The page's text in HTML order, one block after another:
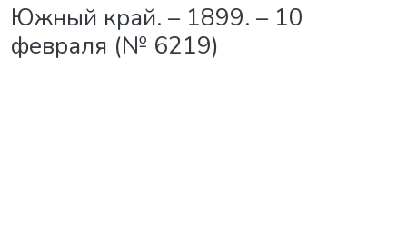
Южный край. – 1899. – 10
февраля (№ 6219)